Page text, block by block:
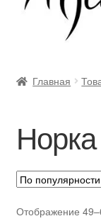
Контакты
Корзина
Опт
Главная
Норка
Отображение